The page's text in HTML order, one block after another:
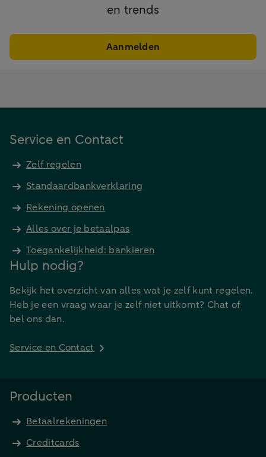
en trends
Aanmelden
Service en Contact
Zelf regelen
Standaardbankverklaring
Rekening openen
Alles over je betaalpas
Toegankelijkheid: bankieren
Hulp nodig?
Bekijk het overzicht van alles wat je zelf kunt regelen.
Heb je een vraag waar je zelf niet uitkomt? Chat of
bel ons dan.
Service en Contact
Producten
Betaalrekeningen
Creditcards